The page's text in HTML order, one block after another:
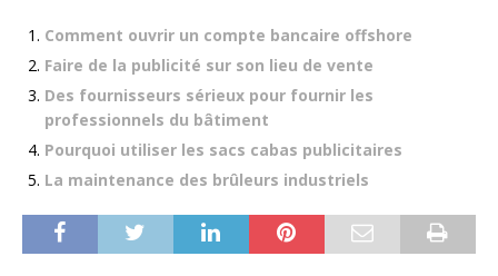
Comment ouvrir un compte bancaire offshore
Faire de la publicité sur son lieu de vente
Des fournisseurs sérieux pour fournir les
professionnels du bâtiment
Pourquoi utiliser les sacs cabas publicitaires
La maintenance des brûleurs industriels